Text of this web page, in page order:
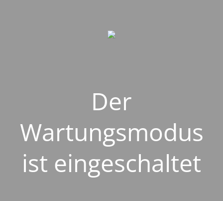
Der
Wartungsmodus
ist eingeschaltet